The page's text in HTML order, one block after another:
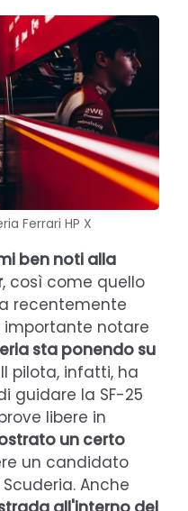
Ferrari HP X
ben noti alla
, così come quello
recentemente
importante notare
sta ponendo su
Il pilota, infatti, ha
guidare la SF-25
libere in
un certo
un candidato
Anche